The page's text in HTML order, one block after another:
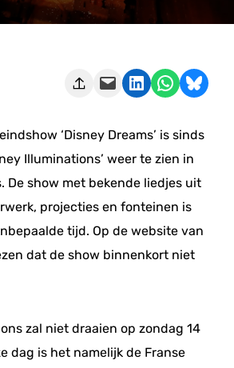
Deze pagina e-mailen Delen op LinkedIn Delen via WhatsApp Share on Bluesky
‘Disney Dreams’ is sinds
Illuminations’ weer te zien in
De show met bekende liedjes uit
projecties en fonteinen is
tijd. Op de website van
dat de show binnenkort niet
zal niet draaien op zondag 14
dag is het namelijk de Franse